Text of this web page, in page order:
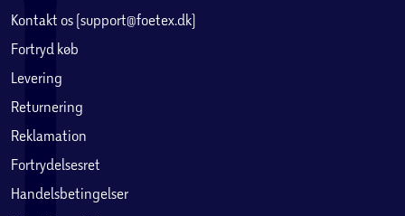
Kontakt os (support@foetex.dk)
Fortryd køb
Levering
Returnering
Reklamation
Fortrydelsesret
Handelsbetingelser